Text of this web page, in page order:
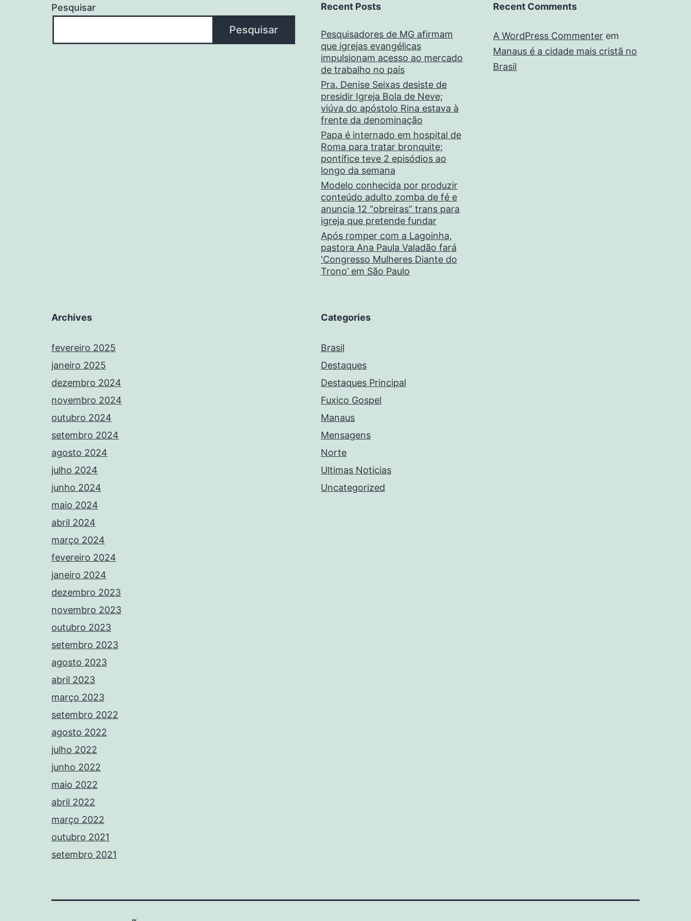
Pesquisar
Pesquisar
Recent Posts
Pesquisadores de MG afirmam
que igrejas evangélicas
impulsionam acesso ao mercado
de trabalho no país
Pra. Denise Seixas desiste de
presidir Igreja Bola de Neve;
viúva do apóstolo Rina estava à
frente da denominação
Papa é internado em hospital de
Roma para tratar bronquite;
pontífice teve 2 episódios ao
longo da semana
Modelo conhecida por produzir
conteúdo adulto zomba de fé e
anuncia 12 “obreiras” trans para
igreja que pretende fundar
Após romper com a Lagoinha,
pastora Ana Paula Valadão fará
‘Congresso Mulheres Diante do
Trono’ em São Paulo
Recent Comments
A WordPress Commenter em
Manaus é a cidade mais cristã no
Brasil
Archives
fevereiro 2025
janeiro 2025
dezembro 2024
novembro 2024
outubro 2024
setembro 2024
agosto 2024
julho 2024
junho 2024
maio 2024
abril 2024
março 2024
fevereiro 2024
janeiro 2024
dezembro 2023
novembro 2023
outubro 2023
setembro 2023
agosto 2023
abril 2023
março 2023
setembro 2022
agosto 2022
julho 2022
junho 2022
maio 2022
abril 2022
março 2022
outubro 2021
setembro 2021
Categories
Brasil
Destaques
Destaques Principal
Fuxico Gospel
Manaus
Mensagens
Norte
Ultimas Noticias
Uncategorized